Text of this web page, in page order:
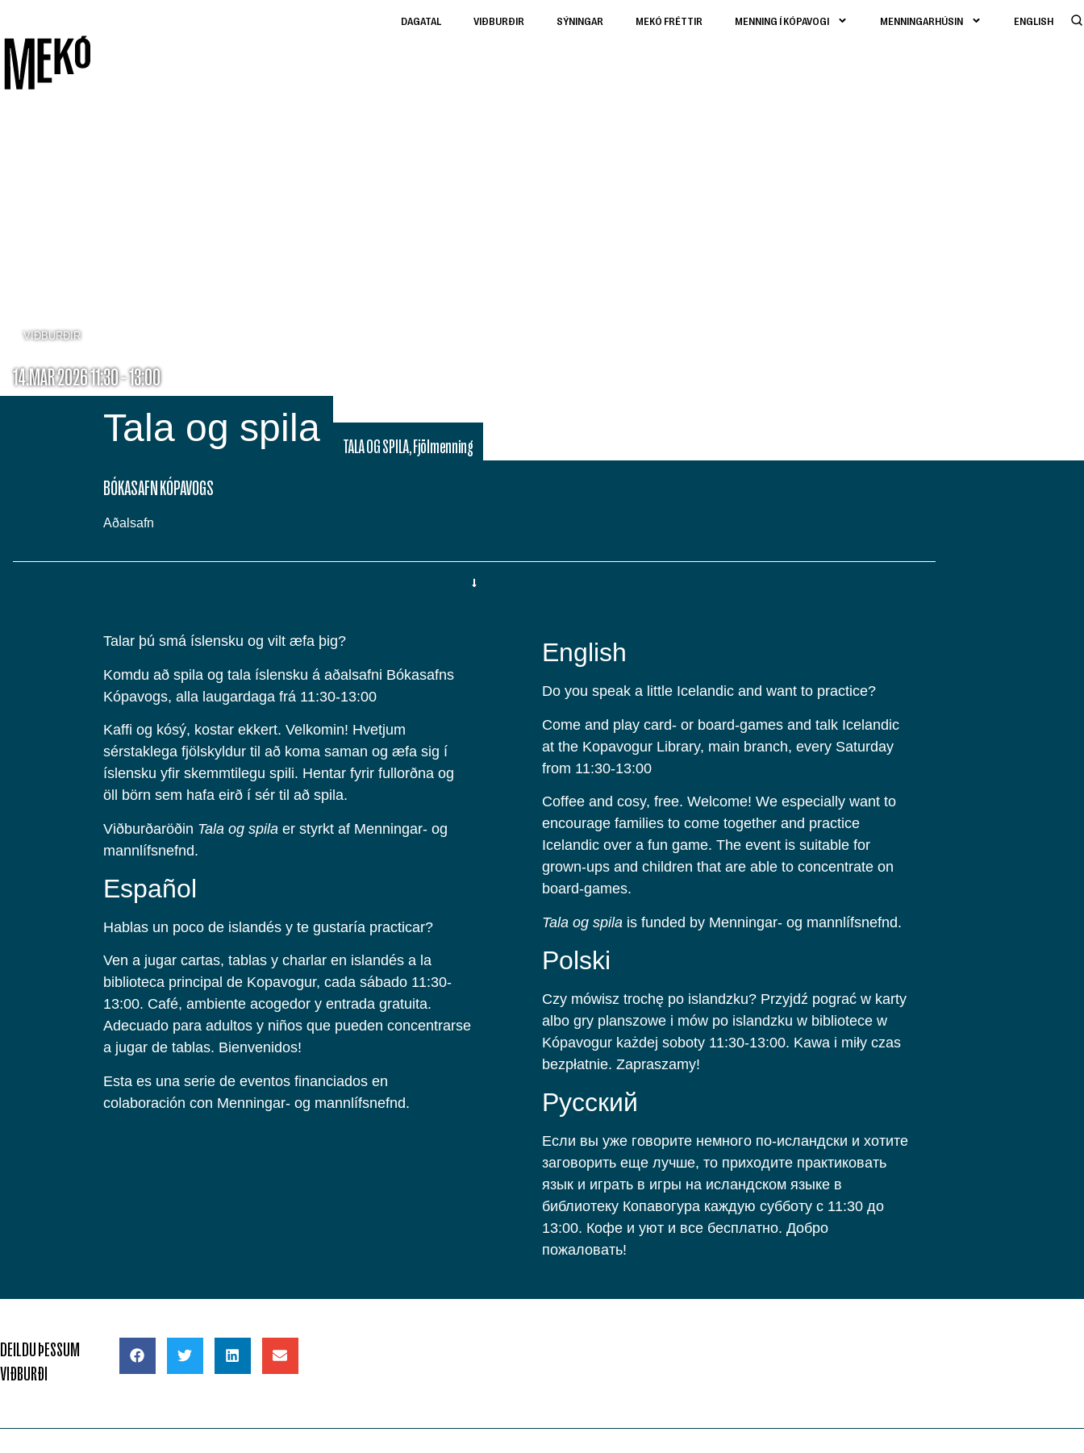
DAGATAL VIÐBURÐIR SÝNINGAR MEKÓ FRÉTTIR MENNING Í KÓPAVOGI MENNINGARHÚSIN ENGLISH
VIÐBURÐIR
14.MAR 2026 11:30 - 13:00
Tala og spila TALA OG SPILA, Fjölmenning
BÓKASAFN KÓPAVOGS
Aðalsafn
Talar þú smá íslensku og vilt æfa þig?
Komdu að spila og tala íslensku á aðalsafni Bókasafns
Kópavogs, alla laugardaga frá 11:30-13:00
Kaffi og kósý, kostar ekkert. Velkomin! Hvetjum
sérstaklega fjölskyldur til að koma saman og æfa sig í
íslensku yfir skemmtilegu spili. Hentar fyrir fullorðna og
öll börn sem hafa eirð í sér til að spila.
Viðburðaröðin Tala og spila er styrkt af Menningar- og
mannlífsnefnd.
Español
Hablas un poco de islandés y te gustaría practicar?
Ven a jugar cartas, tablas y charlar en islandés a la
biblioteca principal de Kopavogur, cada sábado 11:30-
13:00. Café, ambiente acogedor y entrada gratuita.
Adecuado para adultos y niños que pueden concentrarse
a jugar de tablas. Bienvenidos!
Esta es una serie de eventos financiados en
colaboración con Menningar- og mannlífsnefnd.
English
Do you speak a little Icelandic and want to practice?
Come and play card- or board-games and talk Icelandic
at the Kopavogur Library, main branch, every Saturday
from 11:30-13:00
Coffee and cosy, free. Welcome! We especially want to
encourage families to come together and practice
Icelandic over a fun game. The event is suitable for
grown-ups and children that are able to concentrate on
board-games.
Tala og spila is funded by Menningar- og mannlífsnefnd.
Polski
Czy mówisz trochę po islandzku? Przyjdź pograć w karty
albo gry planszowe i mów po islandzku w bibliotece w
Kópavogur każdej soboty 11:30-13:00. Kawa i miły czas
bezpłatnie. Zapraszamy!
Pусский
Если вы уже говорите немного по-исландски и хотите
заговорить еще лучше, то приходите практиковать
язык и играть в игры на исландском языке в
библиотеку Копавогура каждую субботу с 11:30 до
13:00. Кофе и уют и все бесплатно. Добро
пожаловать!
DEILDU ÞESSUM
VIÐBURÐI